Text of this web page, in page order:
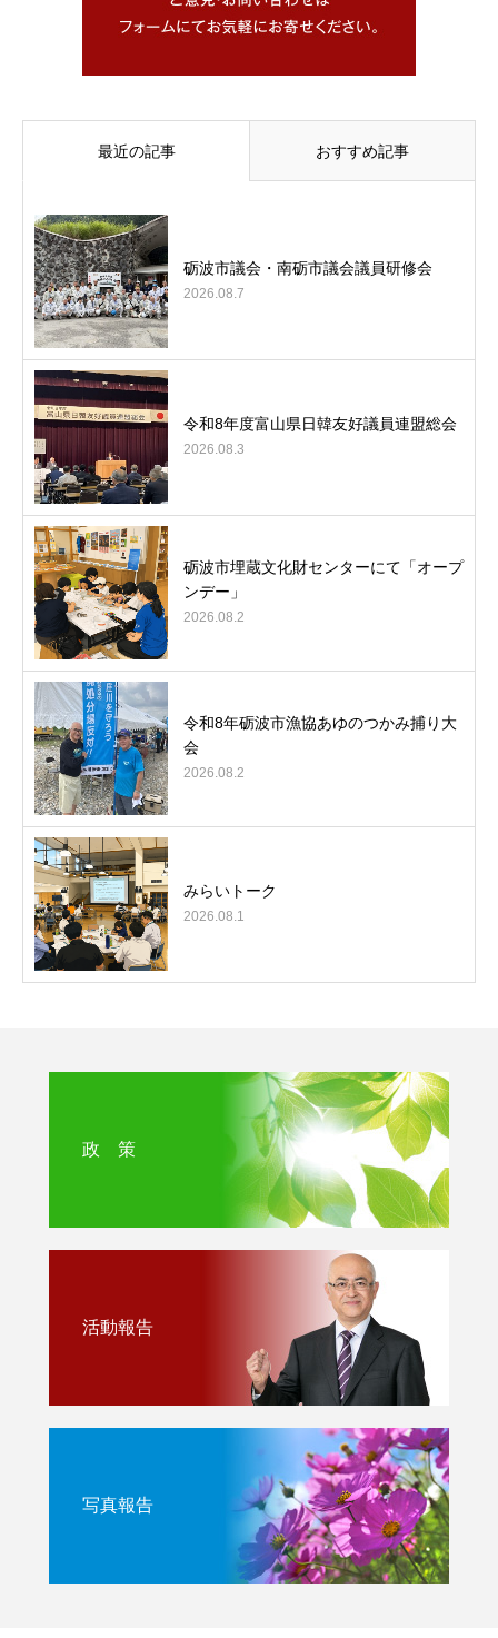
最近の記事 おすすめ記事
砺波市議会・南砺市議会議員研修会
2026.08.7
令和8年度富山県日韓友好議員連盟総会
2026.08.3
砺波市埋蔵文化財センターにて「オープ
ンデー」
2026.08.2
令和8年砺波市漁協あゆのつかみ捕り大
会
2026.08.2
みらいトーク
2026.08.1
政 策
活動報告
写真報告